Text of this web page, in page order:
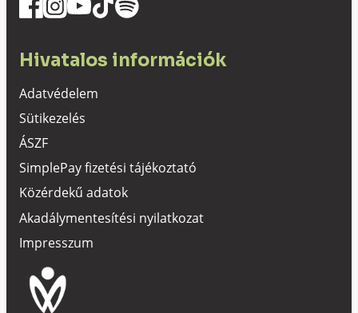
Hivatalos információk
Adatvédelem
Sütikezelés
ÁSZF
SimplePay fizetési tájékoztató
Közérdekű adatok
Akadálymentesítési nyilatkozat
Impresszum